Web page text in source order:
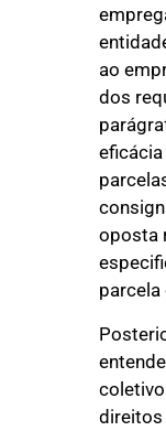
ao
dos
oposta
parcela
direitos